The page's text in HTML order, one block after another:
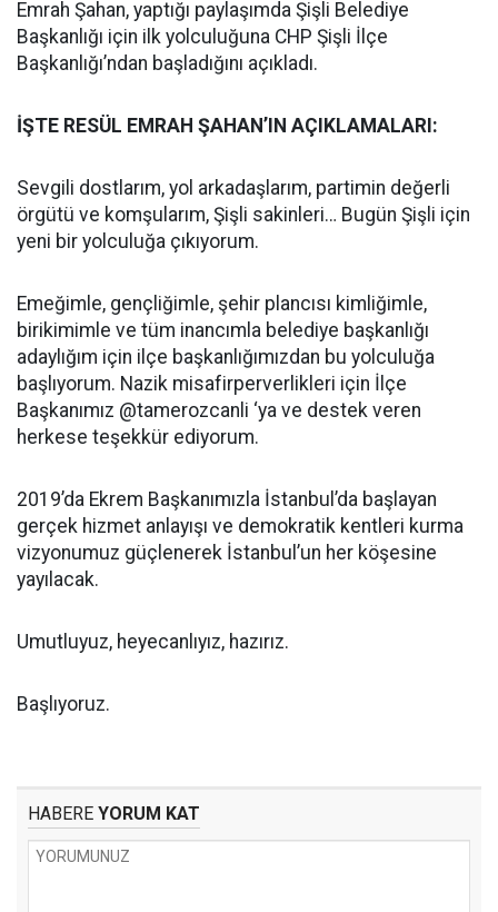
Emrah Şahan, yaptığı paylaşımda Şişli Belediye
Başkanlığı için ilk yolculuğuna CHP Şişli İlçe
Başkanlığı’ndan başladığını açıkladı.
İŞTE RESÜL EMRAH ŞAHAN’IN AÇIKLAMALARI:
Sevgili dostlarım, yol arkadaşlarım, partimin değerli
örgütü ve komşularım, Şişli sakinleri… Bugün Şişli için
yeni bir yolculuğa çıkıyorum.
Emeğimle, gençliğimle, şehir plancısı kimliğimle,
birikimimle ve tüm inancımla belediye başkanlığı
adaylığım için ilçe başkanlığımızdan bu yolculuğa
başlıyorum. Nazik misafirperverlikleri için İlçe
Başkanımız @tamerozcanli ‘ya ve destek veren
herkese teşekkür ediyorum.
2019’da Ekrem Başkanımızla İstanbul’da başlayan
gerçek hizmet anlayışı ve demokratik kentleri kurma
vizyonumuz güçlenerek İstanbul’un her köşesine
yayılacak.
Umutluyuz, heyecanlıyız, hazırız.
Başlıyoruz.
HABERE YORUM KAT